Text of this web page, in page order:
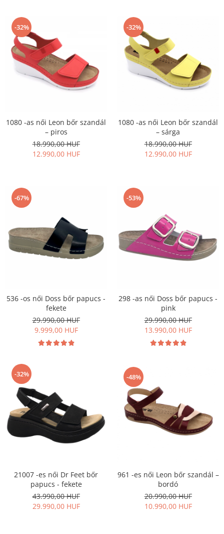
-32%
1080 -as női Leon bőr szandál
– piros
18.990,00 HUF
12.990,00 HUF
-32%
1080 -as női Leon bőr szandál
– sárga
18.990,00 HUF
12.990,00 HUF
-67%
536 -os női Doss bőr papucs -
fekete
29.990,00 HUF
9.999,00 HUF
-53%
298 -as női Doss bőr papucs -
pink
29.990,00 HUF
13.990,00 HUF
-32%
21007 -es női Dr Feet bőr
papucs - fekete
43.990,00 HUF
29.990,00 HUF
-48%
961 -es női Leon bőr szandál –
bordó
20.990,00 HUF
10.990,00 HUF